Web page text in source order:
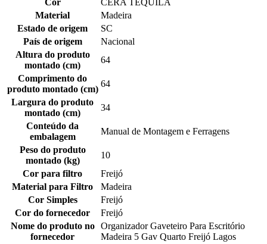
Cor
CERA TEQUILA
Material
Madeira
Estado de origem
SC
País de origem
Nacional
Altura do produto
montado (cm)
64
Comprimento do
produto montado (cm)
64
Largura do produto
montado (cm)
34
Conteúdo da
embalagem
Manual de Montagem e Ferragens
Peso do produto
montado (kg)
10
Cor para filtro
Freijó
Material para Filtro
Madeira
Cor Simples
Freijó
Cor do fornecedor
Freijó
Nome do produto no
fornecedor
Organizador Gaveteiro Para Escritório
Madeira 5 Gav Quarto Freijó Lagos